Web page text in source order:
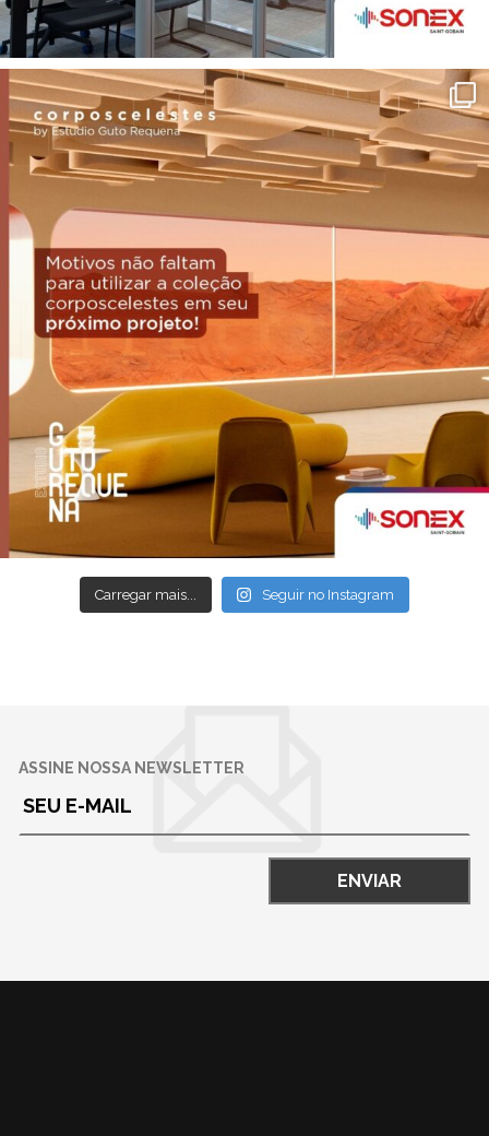
Carregar mais... Seguir no Instagram
ASSINE NOSSA NEWSLETTER